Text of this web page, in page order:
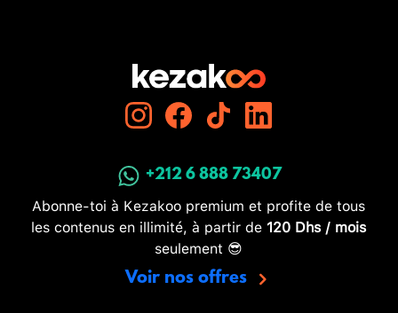
+212 6 888 73407
Abonne-toi à Kezakoo premium et profite de tous
les contenus en illimité, à partir de 120 Dhs / mois
seulement 😎
Voir nos offres